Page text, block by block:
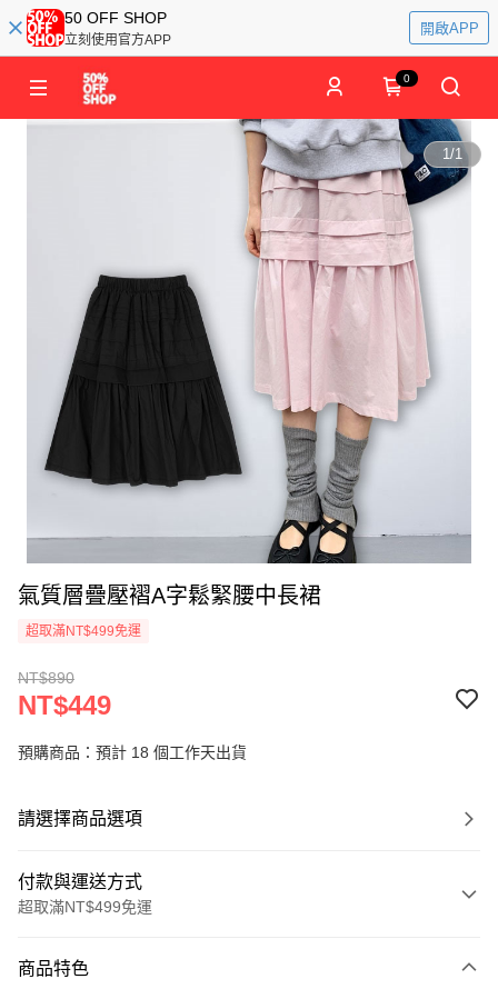
50 OFF SHOP
立刻使用官方APP
開啟APP
0
1/1
氣質層疊壓褶A字鬆緊腰中長裙
超取滿NT$499免運
NT$890
NT$449
預購商品：預計 18 個工作天出貨
請選擇商品選項
付款與運送方式
超取滿NT$499免運
信用卡一次付款
商品特色